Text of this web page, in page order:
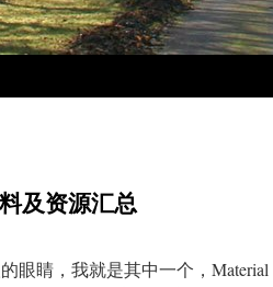
及资源汇总
眼睛，我就是其中一个，Material